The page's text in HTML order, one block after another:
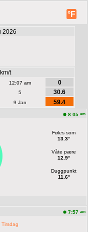
°F
2026
t
12:07 am
0
5
30.6
9 Jan
59.4
8:05 am
Føles som
13.3°
Våte pære
12.9°
Duggpunkt
11.6°
7:57 am
Tirsdag